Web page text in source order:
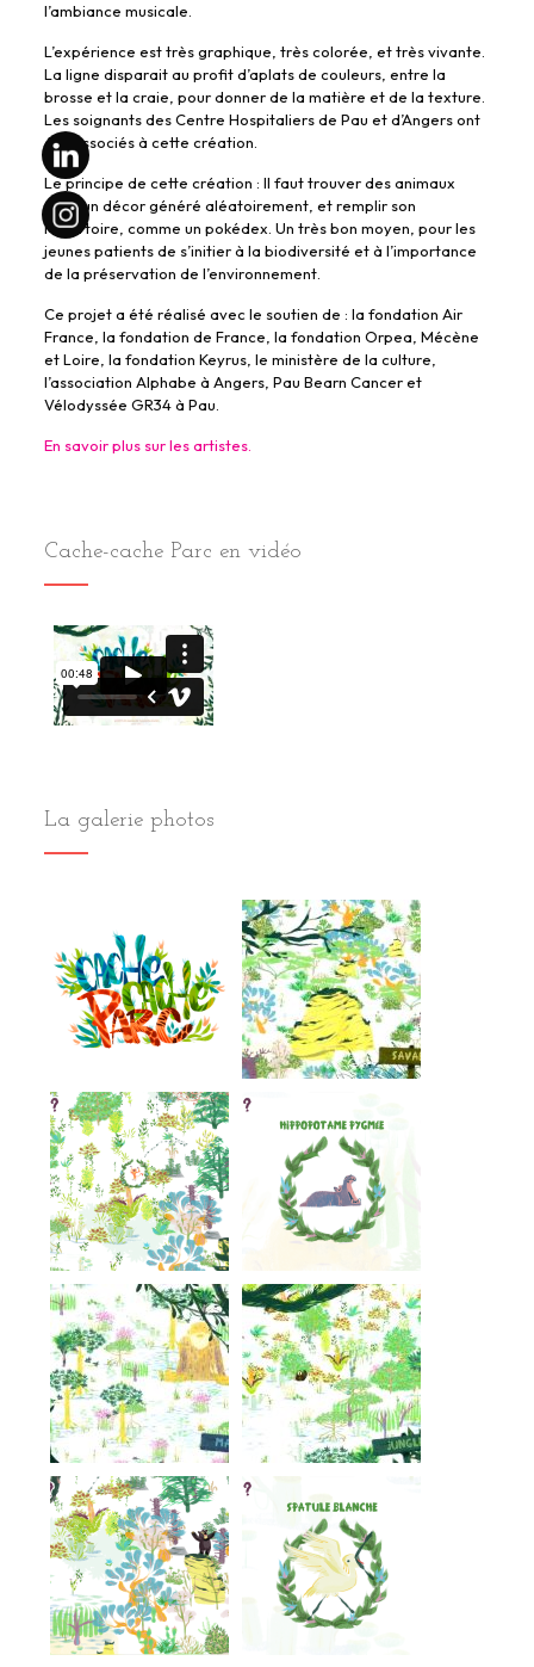
l’ambiance musicale.
L’expérience est très graphique, très colorée, et très vivante.
La ligne disparait au profit d’aplats de couleurs, entre la
brosse et la craie, pour donner de la matière et de la texture.
Les soignants des Centre Hospitaliers de Pau et d’Angers ont
été associés à cette création.
Le principe de cette création : Il faut trouver des animaux
dans un décor généré aléatoirement, et remplir son
répertoire, comme un pokédex. Un très bon moyen, pour les
jeunes patients de s’initier à la biodiversité et à l’importance
de la préservation de l’environnement.
Ce projet a été réalisé avec le soutien de : la fondation Air
France, la fondation de France, la fondation Orpea, Mécène
et Loire, la fondation Keyrus, le ministère de la culture,
l’association Alphabe à Angers, Pau Bearn Cancer et
Vélodyssée GR34 à Pau.
En savoir plus sur les artistes.
Cache-cache Parc en vidéo
La galerie photos